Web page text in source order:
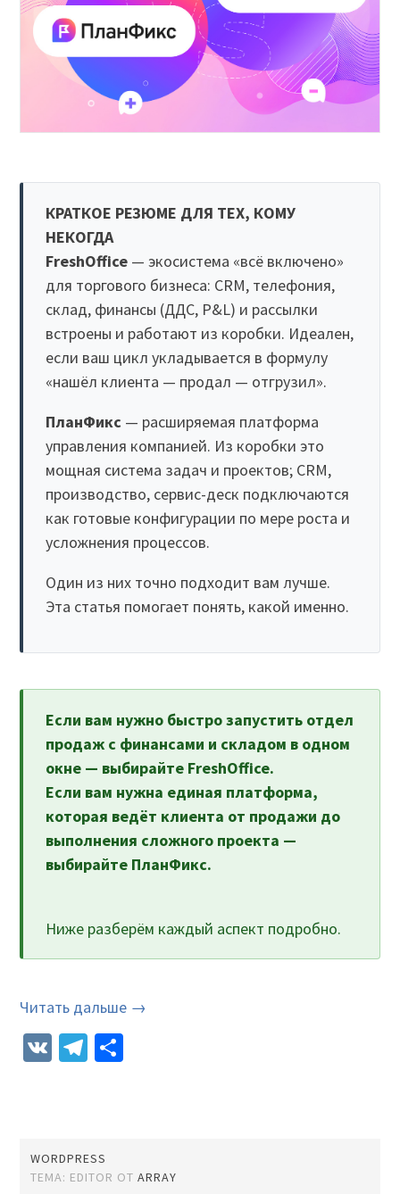
КРАТКОЕ РЕЗЮМЕ ДЛЯ ТЕХ, КОМУ
НЕКОГДА
FreshOffice — экосистема «всё включено»
для торгового бизнеса: CRM, телефония,
склад, финансы (ДДС, P&L) и рассылки
встроены и работают из коробки. Идеален,
если ваш цикл укладывается в формулу
«нашёл клиента — продал — отгрузил».
ПланФикс — расширяемая платформа
управления компанией. Из коробки это
мощная система задач и проектов; CRM,
производство, сервис-деск подключаются
как готовые конфигурации по мере роста и
усложнения процессов.
Один из них точно подходит вам лучше.
Эта статья помогает понять, какой именно.
Если вам нужно быстро запустить отдел
продаж с финансами и складом в одном
окне — выбирайте FreshOffice.
Если вам нужна единая платформа,
которая ведёт клиента от продажи до
выполнения сложного проекта —
выбирайте ПланФикс.
Ниже разберём каждый аспект подробно.
Читать дальше →
VK Telegram
WORDPRESS
ТЕМА: EDITOR ОТARRAY